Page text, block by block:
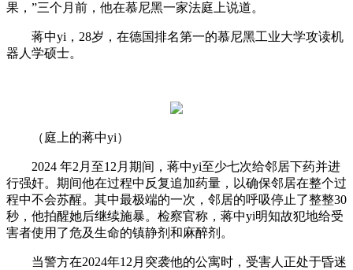
果，”三个月前，他在慕尼黑一家法庭上说道。
蒋中yi，28岁，在德国排名第一的慕尼黑工业大学攻读机
器人学硕士。
（庭上的蒋中yi）
2024 年2月至12月期间，蒋中yi至少七次给邻居下药并进
行强奸。期间他在过程中反复追加药量，以确保邻居在整个过
程中不会苏醒。其中最极端的一次，邻居的呼吸停止了整整30
秒，他拍醒她后继续施暴。检察官称，蒋中yi明知故犯地给受
害者使用了危及生命的镇静剂和麻醉剂。
当警方在2024年12月突袭他的公寓时，受害人正处于昏迷